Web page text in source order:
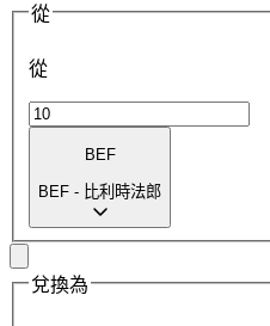
從
從
BEF
BEF - 比利時法郎
兌換為